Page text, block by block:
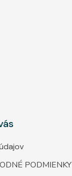
PODMIENKY